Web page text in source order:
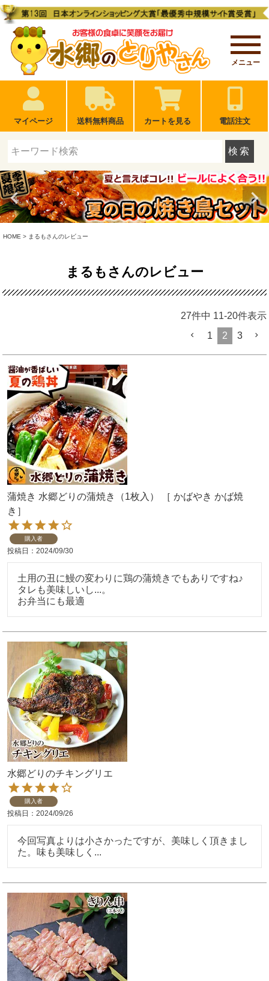
メニュー
マイページ 送料無料商品 カートを見る 電話注文
検索
HOME まるもさんのレビュー
まるもさんのレビュー
27件中 11-20件表示
1
2 3
蒲焼き 水郷どりの蒲焼き（1枚入） ［ かばやき かば焼
き］
購入者
投稿日 2024/09/30
土用の丑に鰻の変わりに鶏の蒲焼きでもありですね♪
タレも美味しいし...。
お弁当にも最適
水郷どりのチキングリエ
購入者
投稿日 2024/09/26
今回写真よりは小さかったですが、美味しく頂きまし
た。味も美味しく...